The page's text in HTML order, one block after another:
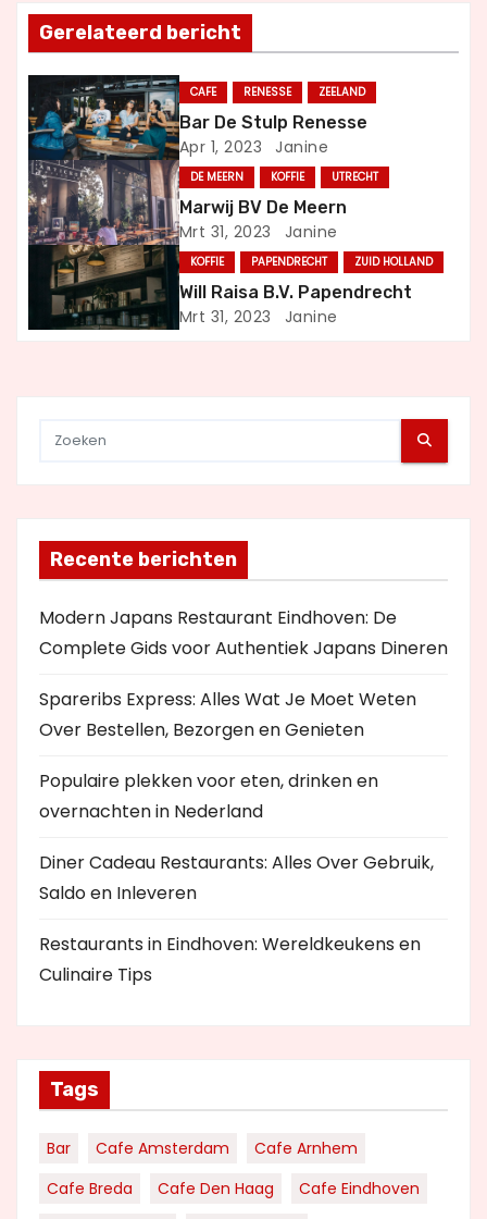
t
n
a
v
i
g
t
Gerelateerd bericht
CAFE RENESSE ZEELAND
Bar De Stulp Renesse
Apr 1, 2023 Janine
DE MEERN KOFFIE UTRECHT
Marwij BV De Meern
Mrt 31, 2023 Janine
KOFFIE PAPENDRECHT ZUID HOLLAND
Will Raisa B.V. Papendrecht
Mrt 31, 2023 Janine
Recente berichten
Modern Japans Restaurant Eindhoven: De
Complete Gids voor Authentiek Japans Dineren
Spareribs Express: Alles Wat Je Moet Weten
Over Bestellen, Bezorgen en Genieten
Populaire plekken voor eten, drinken en
overnachten in Nederland
Diner Cadeau Restaurants: Alles Over Gebruik,
Saldo en Inleveren
Restaurants in Eindhoven: Wereldkeukens en
Culinaire Tips
Tags
Bar Cafe Amsterdam
Cafe Arnhem
Cafe Breda
Cafe Den Haag
Cafe Eindhoven